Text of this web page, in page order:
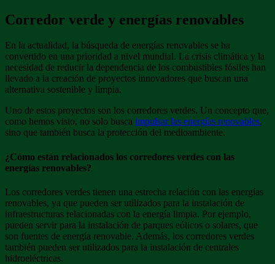
Corredor verde y energías renovables
En la actualidad, la búsqueda de energías renovables se ha
convertido en una prioridad a nivel mundial. La crisis climática y la
necesidad de reducir la dependencia de los combustibles fósiles han
llevado a la creación de proyectos innovadores que buscan una
alternativa sostenible y limpia.
Uno de estos proyectos son los corredores verdes. Un concepto que,
como hemos visto, no solo busca impulsar las energías renovables,
sino que también busca la protección del medioambiente.
¿Cómo están relacionados los corredores verdes con las
energías renovables?
Los corredores verdes tienen una estrecha relación con las energías
renovables, ya que pueden ser utilizados para la instalación de
infraestructuras relacionadas con la energía limpia. Por ejemplo,
pueden servir para la instalación de parques eólicos o solares, que
son fuentes de energía renovable. Además, los corredores verdes
también pueden ser utilizados para la instalación de centrales
hidroeléctricas.